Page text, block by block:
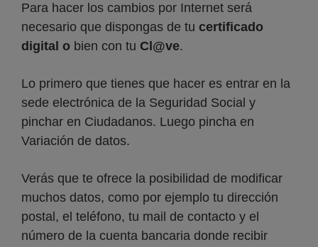
Para hacer los cambios por Internet será
necesario que dispongas de tu certificado
digital o bien con tu Cl@ve.
Lo primero que tienes que hacer es entrar en la
sede electrónica de la Seguridad Social y
pinchar en Ciudadanos. Luego pincha en
Variación de datos.
Verás que te ofrece la posibilidad de modificar
muchos datos, como por ejemplo tu dirección
postal, el teléfono, tu mail de contacto y el
número de la cuenta bancaria donde recibir